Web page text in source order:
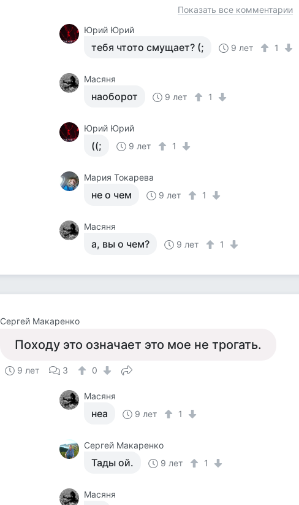
Показать все комментарии
Юрий Юрий
тебя чтото смущает? (; 9 лет 1
Масяня
наоборот 9 лет 1
Юрий Юрий
((; 9 лет 1
Мария Токарева
не о чем 9 лет 1
Масяня
а, вы о чем? 9 лет 1
Сергей Макаренко
Походу это означает это мое не трогать.
9 лет 3 0
Масяня
неа 9 лет 1
Сергей Макаренко
Тады ой. 9 лет 1
Масяня